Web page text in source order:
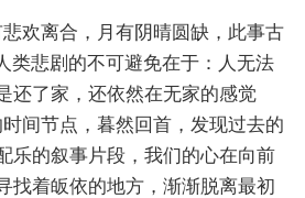
欢离合，月有阴晴圆缺，此事古
类悲剧的不可避免在于：人无法
还了家，还依然在无家的感觉
间节点，暮然回首，发现过去的
乐的叙事片段，我们的心在向前
找着皈依的地方，渐渐脱离最初